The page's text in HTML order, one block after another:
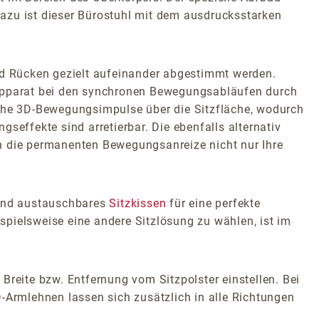
ist dieser Bürostuhl mit dem ausdrucksstarken
gezielt aufeinander abgestimmt werden.
bei den synchronen Bewegungsabläufen durch
3D-Bewegungsimpulse über die Sitzfläche, wodurch
sind arretierbar. Die ebenfalls alternativ
permanenten Bewegungsanreize nicht nur Ihre
austauschbaresSitzkissen für eine perfekte
eine andere Sitzlösung zu wählen, ist im
bzw. Entfernung vom Sitzpolster einstellen. Bei
lassen sich zusätzlich in alle Richtungen